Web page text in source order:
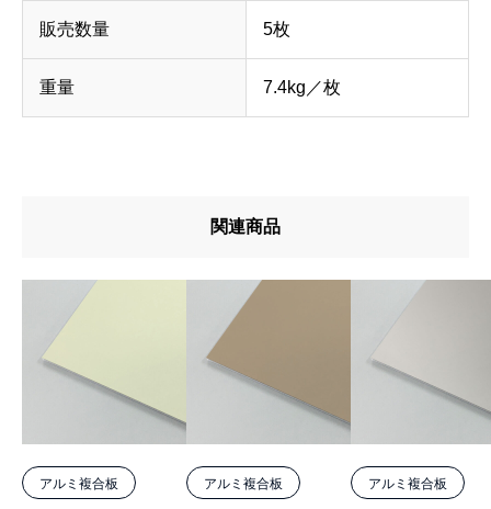
販売数量 5枚
重量 7.4kg／枚
関連商品
アルミ複合板 アルミ複合板 アルミ複合板